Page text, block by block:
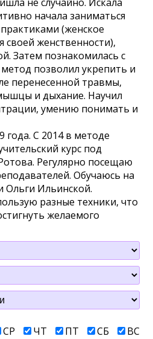
начала заниматься
(женское
своей женственности),
Затем познакомилась с
позволил укрепить и
перенесенной травмы,
и дыхание. Научил
умению понимать и
года. С 2014 в методе
курс под
Регулярно посещаю
Обучаюсь на
Ольги Ильинской.
разные техники, что
желаемого
СР ЧТ ПТ СБ ВС